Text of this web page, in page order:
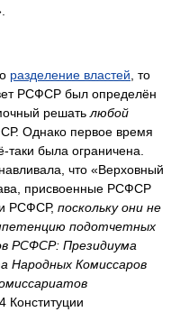
разделение властей , то
РСФСР был определён
решать любой
Однако первое время
таки была ограничена.
что «Верховный
присвоенные РСФСР
РСФСР, поскольку они не
подотчетных
РСФСР: Президиума
Народных Комиссаров
Конституции